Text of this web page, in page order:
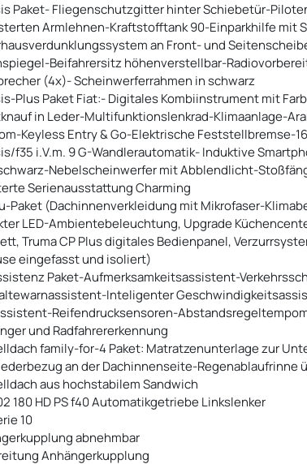
Paket- Fliegenschutzgitter hinter Schiebetür-
Armlehnen-Kraftstofftank 90-Einparkhilfe mit
an Front- und
Beifahrersitz höhenverstellbar-
(4x)- Scheinwerferrahmen in schwarz
Plus Paket Fiat:- Digitales Kombiinstrument mit
in Leder-Multifunktionslenkrad-Klimaanlage-
Keyless Entry & Go-Elektrische Feststellbremse-
f35 i.V.m. 9 G-Wandlerautomatik- Induktive
Nebelscheinwerfer mit Abblendlicht-
Serienausstattung Charming
Paket (Dachinnenverkleidung mit Mikrofaser-
LED-Ambientebeleuchtung, Upgrade
Truma CP Plus digitales Bedienpanel,
eingefasst und isoliert)
Paket-Aufmerksamkeitsassistent-
Inteligenter
Reifendrucksensoren-
und Radfahrererkennung
family-for-4 Paket: Matratzenunterlage zur
an der Dachinnenseite-Regenablaufrinne
aus hochstabilem Sandwich
180 HD PS f40 Automatikgetriebe Linkslenker
10
abnehmbar
Anhängerkupplung